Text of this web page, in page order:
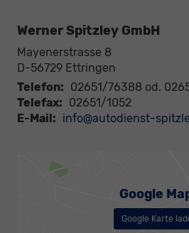
Werner Spitzley GmbH
Mayenerstrasse 8
D-56729 Ettringen
Telefon: 02651/76388 od.
Telefax: 02651/1052
E-Mail: info@autodienst-
Google
Google Karte